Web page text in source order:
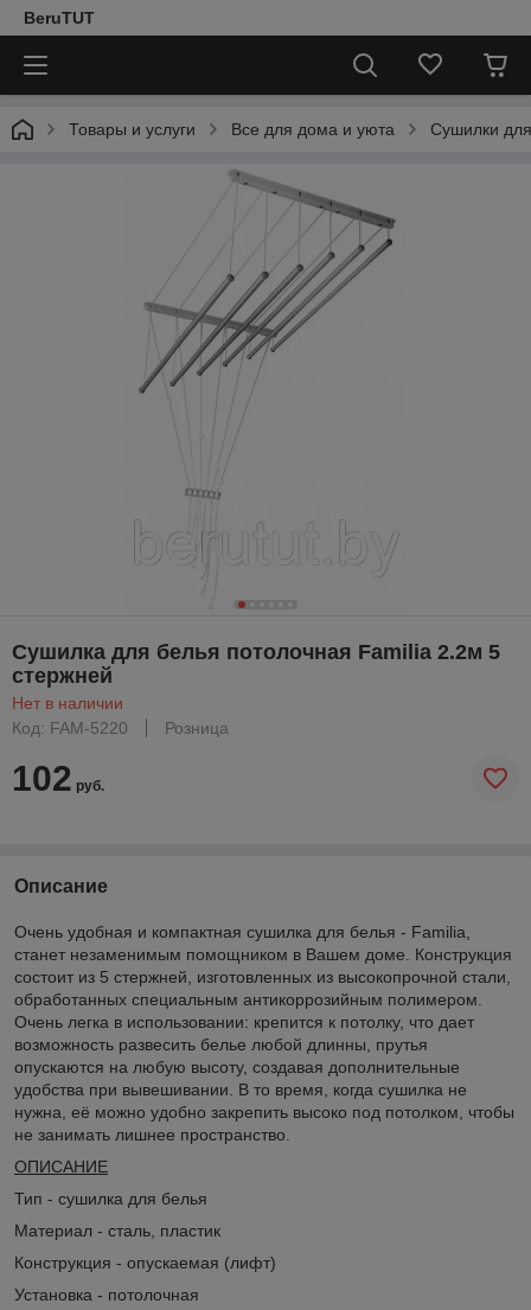
BeruTUT
Товары и услуги Все для дома и уюта Сушилки
Сушилка для белья потолочная Familia 2.2м 5
стержней
Нет в наличии
Код: FAM-5220
Розница
102 руб.
Описание
Очень удобная и компактная сушилка для белья - Familia,
станет незаменимым помощником в Вашем доме. Конструкция
состоит из 5 стержней, изготовленных из высокопрочной стали,
обработанных специальным антикоррозийным полимером.
Очень легка в использовании: крепится к потолку, что дает
возможность развесить белье любой длинны, прутья
опускаются на любую высоту, создавая дополнительные
удобства при вывешивании. В то время, когда сушилка не
нужна, её можно удобно закрепить высоко под потолком, чтобы
не занимать лишнее пространство.
ОПИСАНИЕ
Тип - сушилка для белья
Материал - сталь, пластик
Конструкция - опускаемая (лифт)
Установка - потолочная